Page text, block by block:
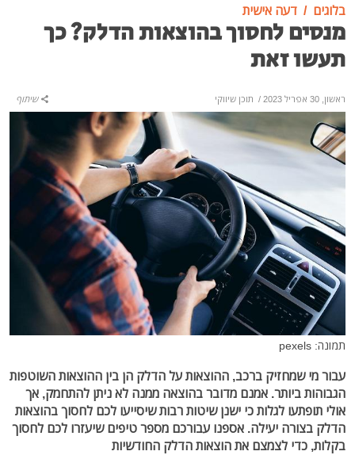
בלוגים דעה אישית
מנסים לחסוך בהוצאות הדלק? כך
תעשו זאת
ראשון, 30 אפריל 2023 / תוכן שיווקי שיתוף
תמונה: pexels
עבור מי שמחזיק ברכב, ההוצאות על הדלק הן בין ההוצאות השוטפות
הגבוהות ביותר. אמנם מדובר בהוצאה ממנה לא ניתן להתחמק, אך
אולי תופתעו לגלות כי ישנן שיטות רבות שיסייעו לכם לחסוך בהוצאות
הדלק בצורה יעילה. אספנו עבורכם מספר טיפים שיעזרו לכם לחסוך
בקלות, כדי לצמצם את הוצאות הדלק החודשיות